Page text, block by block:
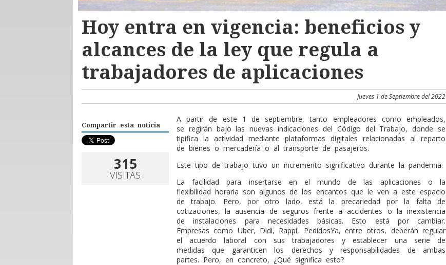
Hoy entra en vigencia: beneficios y
alcances de la ley que regula a
trabajadores de aplicaciones
Jueves 1 de Septiembre del 2022
Compartir esta noticia
315
VISITAS
A partir de este 1 de septiembre, tanto empleadores como empleados,
se regirán bajo las nuevas indicaciones del Código del Trabajo, donde se
tipifica la actividad mediante plataformas digitales relacionadas al reparto
de bienes o mercadería o al transporte de pasajeros.
Este tipo de trabajo tuvo un incremento significativo durante la pandemia.
La facilidad para insertarse en el mundo de las aplicaciones o la
flexibilidad horaria son algunos de los encantos que le ven a este espacio
de trabajo. Pero, por otro lado, está la precariedad por la falta de
cotizaciones, la ausencia de seguros frente a accidentes o la inexistencia
de instalaciones para necesidades básicas. Esto está por cambiar.
Empresas como Uber, Didi, Rappi, PedidosYa, entre otros, deberán regular
el acuerdo laboral con sus trabajadores y establecer una serie de
medidas que garanticen los derechos y responsabilidades de ambas
partes. Pero, en concreto, ¿Qué significa esto?